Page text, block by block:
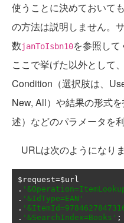
使うことに決めておいて
の方法は説明しません。
数janToIsbn10を参照し
ここで挙げた以外として
Condition（選択肢は、
New, All）や結果の形式
述）などのパラメータを
URLは次のようになりま
$request=
.
. '&IdType=EAN'
.
. '&SearchIndex=Books' ;